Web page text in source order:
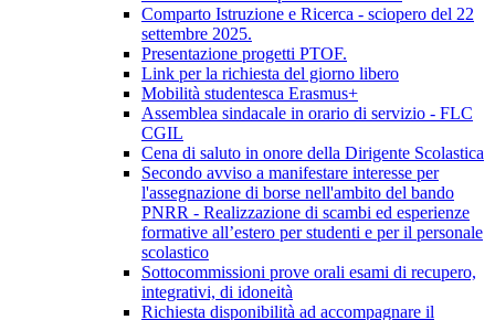
Comparto Istruzione e Ricerca - sciopero del 22
settembre 2025.
Presentazione progetti PTOF.
Link per la richiesta del giorno libero
Mobilità studentesca Erasmus+
Assemblea sindacale in orario di servizio - FLC
CGIL
Cena di saluto in onore della Dirigente Scolastica
Secondo avviso a manifestare interesse per
l'assegnazione di borse nell'ambito del bando
PNRR - Realizzazione di scambi ed esperienze
formative all’estero per studenti e per il personale
scolastico
Sottocommissioni prove orali esami di recupero,
integrativi, di idoneità
Richiesta disponibilità ad accompagnare il